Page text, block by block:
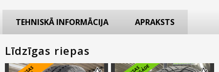
TEHNISKĀ INFORMĀCIJA APRAKSTS
Līdzīgas riepas